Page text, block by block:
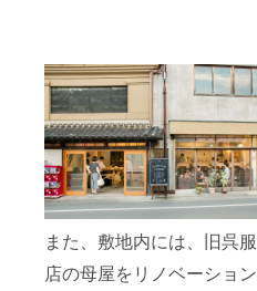
また、敷地内には、旧呉服
店の母屋をリノベーション